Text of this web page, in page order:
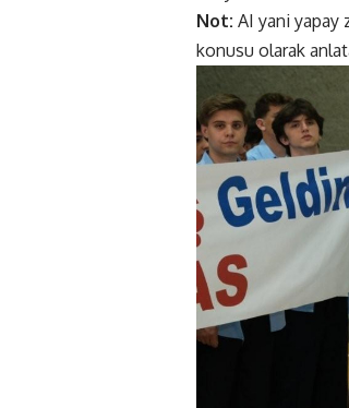
Not: AI yani yapay
konusu olarak